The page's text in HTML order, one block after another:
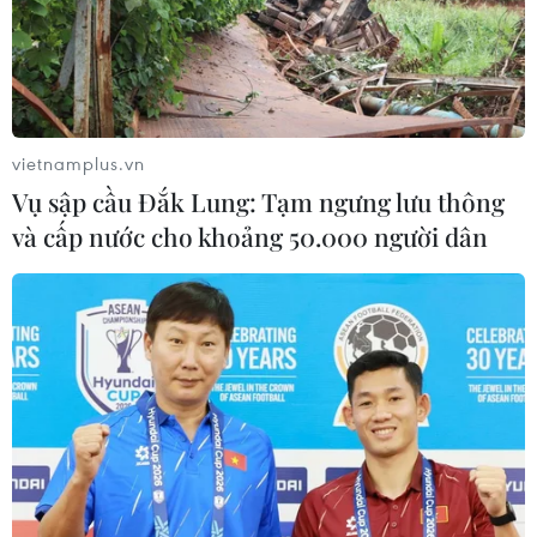
An Giang: Cháy lớn ở khu dân cư
khiến 5 căn nhà bị hư hại
Xem thêm
CƠ QUAN CHỦ QUẢN: THÔNG TẤN XÃ VIỆT NAM
Tổng Biên tập: TRẦN TIẾN DUẨN
Phó Tổng Biên tập: NGUYỄN THỊ TÁM, KHÚC THANH
vietnamplus.vn
Vụ sập cầu Đắk Lung: Tạm ngưng lưu thông
và cấp nước cho khoảng 50.000 người dân